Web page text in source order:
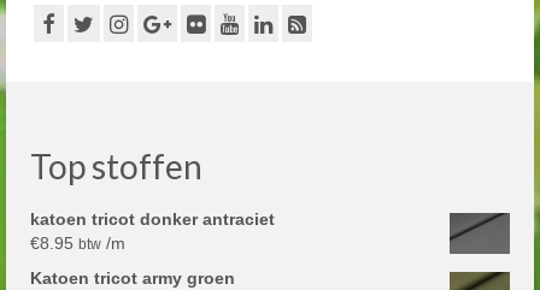
Top stoffen
katoen tricot donker antraciet
€8.95 btw /m
Katoen tricot army groen